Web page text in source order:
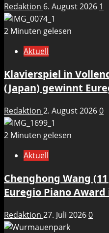
Redaktion 6. August 2026 1
2 Minuten gelesen
Aktuell
Klavierspiel in
(Japan) gewinnt
Redaktion 2. August 20260
2 Minuten gelesen
Aktuell
Chenghong Wang
Euregio Piano
Redaktion 27. Juli 20260